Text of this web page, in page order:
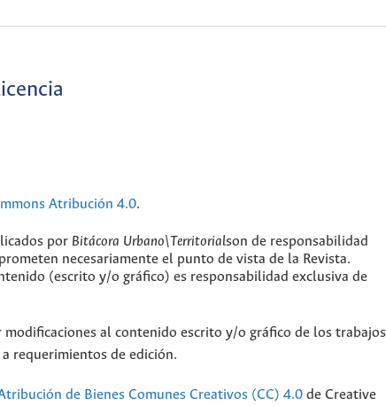
Atribución 4.0.
por Bitácora Urbano\Territorialson de responsabilidad
necesariamente el punto de vista de la Revista.
(escrito y/o gráfico) es responsabilidad exclusiva de
modificaciones al contenido escrito y/o gráfico de los trabajos
requerimientos de edición.
de Bienes Comunes Creativos (CC) 4.0 de Creative